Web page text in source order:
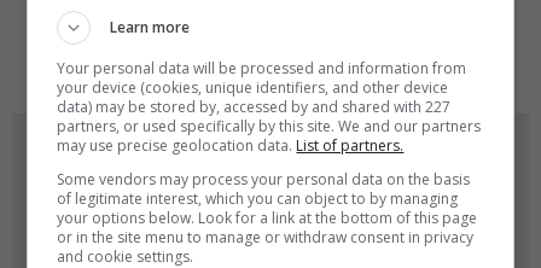
OYUN RESIMLERI
Learn more
Your personal data will be processed and information from
your device (cookies, unique identifiers, and other device
data) may be stored by, accessed by and shared with 227
partners, or used specifically by this site. We and our partners
may use precise geolocation data. List of partners.
Some vendors may process your personal data on the basis
of legitimate interest, which you can object to by managing
your options below. Look for a link at the bottom of this page
or in the site menu to manage or withdraw consent in privacy
and cookie settings.